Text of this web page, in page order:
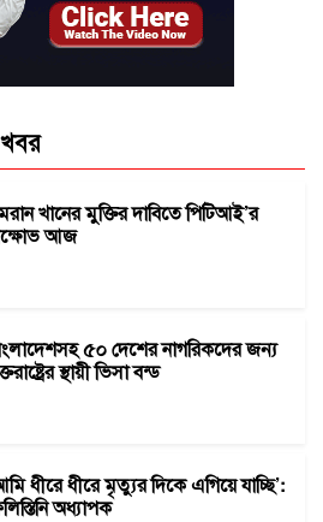
খানের মুক্তির দাবিতে পিটিআই’র
আজ
৫০ দেশের নাগরিকদের জন্য
স্থায়ী ভিসা বন্ড
ধীরে ধীরে মৃত্যুর দিকে এগিয়ে যাচ্ছি’:
অধ্যাপক